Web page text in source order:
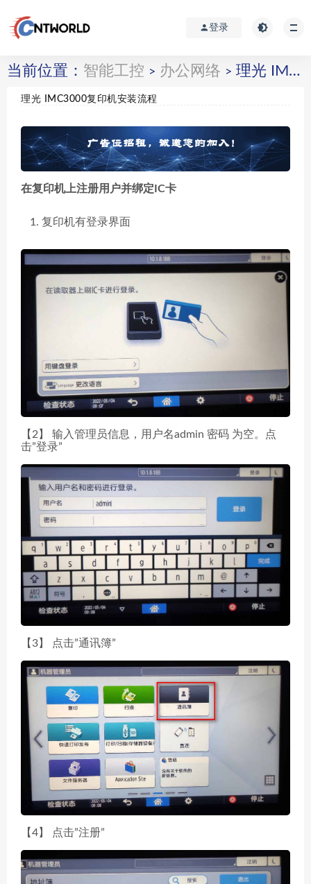
登录
当前位置： 智能工控 > 办公网络 > 理光 IMC3000复印机安装流程
理光 IMC3000复印机安装流程
在复印机上注册用户并绑定IC卡
复印机有登录界面
【2】 输入管理员信息，用户名admin 密码 为空。点
击”登录”
【3】 点击”通讯簿”
【4】 点击”注册”